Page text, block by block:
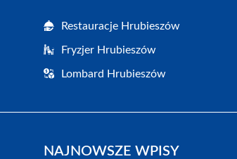
Restauracje Hrubieszów
Fryzjer Hrubieszów
Lombard Hrubieszów
NAJNOWSZE WPISY